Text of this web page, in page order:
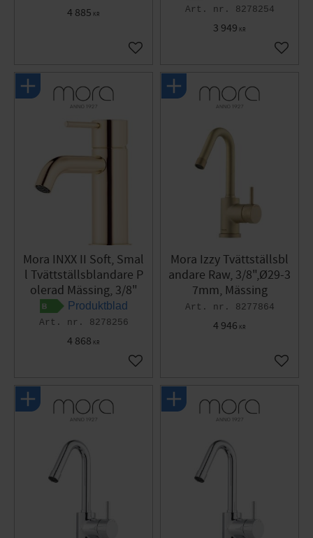
4 885 KR
Lägg till i favoriter
8278254
3 949 KR
Lägg
Mora INXX II Soft, Smal
l Tvättställsblandare P
olerad Mässing, 3/8"
Produktblad
8278256
4 868 KR
Lägg till i favoriter
Mora Izzy Tvättställsbl
andare Raw, 3/8",Ø29-3
7mm, Mässing
8277864
4 946 KR
Lägg